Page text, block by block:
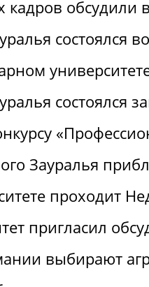
кадров
состоялся
Зауралья
проходит
пригласил
выбирают